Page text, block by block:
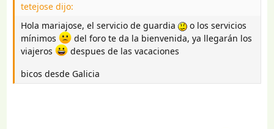
tetejose dijo:
Hola mariajose, el servicio de guardia
o los servicios
mínimos
del foro te da la bienvenida, ya llegarán los
viajeros
despues de las vacaciones
bicos desde Galicia